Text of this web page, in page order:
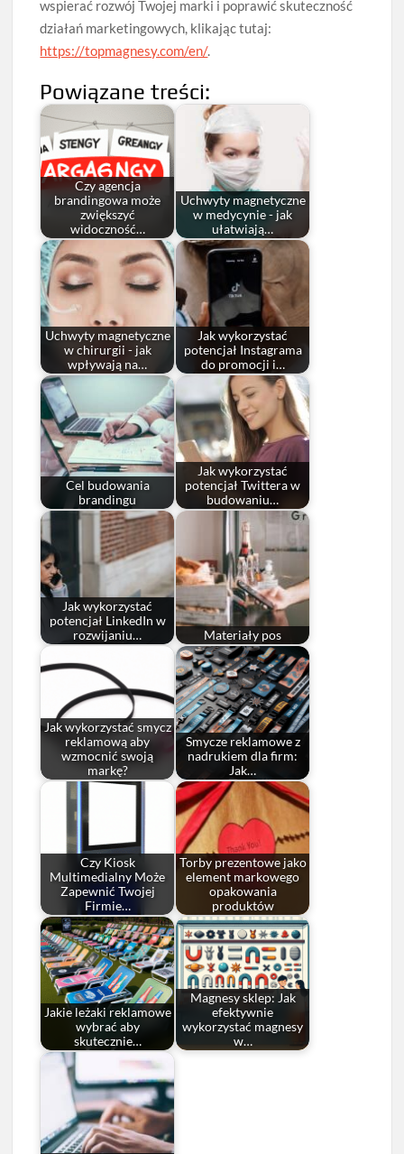
wspierać rozwój Twojej marki i poprawić skuteczność
działań marketingowych, klikając tutaj:
https://topmagnesy.com/en/.
Powiązane treści:
Czy agencja
brandingowa może
zwiększyć
widoczność…
Uchwyty magnetyczne
w medycynie - jak
ułatwiają…
Uchwyty magnetyczne
w chirurgii - jak
wpływają na…
Jak wykorzystać
potencjał Instagrama
do promocji i…
Cel budowania
brandingu
Jak wykorzystać
potencjał Twittera w
budowaniu…
Jak wykorzystać
potencjał LinkedIn w
rozwijaniu…
Materiały pos
Jak wykorzystać smycz
reklamową aby
wzmocnić swoją
markę?
Smycze reklamowe z
nadrukiem dla firm:
Jak…
Czy Kiosk
Multimedialny Może
Zapewnić Twojej
Firmie…
Torby prezentowe jako
element markowego
opakowania
produktów
Jakie leżaki reklamowe
wybrać aby
skutecznie…
Magnesy sklep: Jak
efektywnie
wykorzystać magnesy
w…